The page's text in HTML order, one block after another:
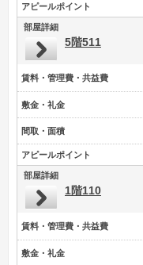
アピールポイント
部屋詳細
5階511
賃料・管理費・共益費
敷金・礼金
間取・面積
アピールポイント
部屋詳細
1階110
賃料・管理費・共益費
敷金・礼金